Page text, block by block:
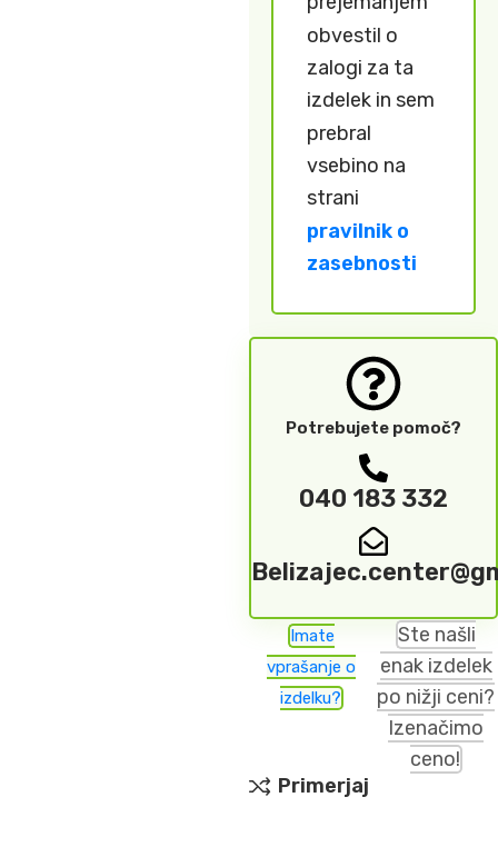
obvestil o
zalogi za ta
izdelek in sem
prebral
vsebino na
strani
pravilnik o
zasebnosti
Potrebujete pomoč?
040 183 332
Imate
vprašanje o
izdelku?
Ste našli
enak izdelek
po nižji ceni?
Izenačimo
ceno!
Primerjaj